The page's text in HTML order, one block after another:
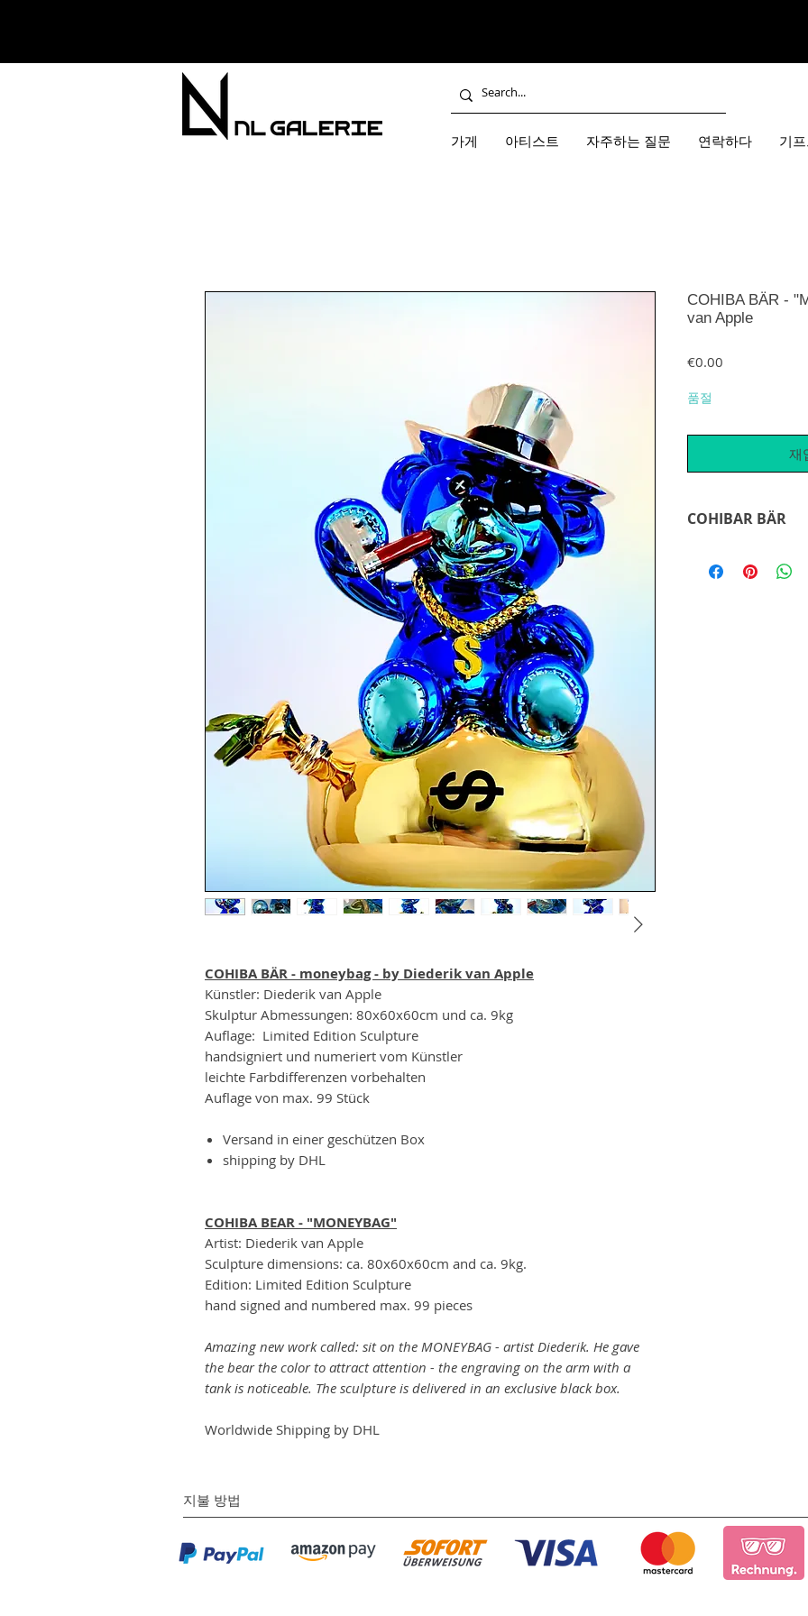
가게 아티스트 자주하는 질문 연락하다 기
COHIBA BÄR - moneybag - by Diederik van Apple
Künstler: Diederik van Apple
Skulptur Abmessungen: 80x60x60cm und ca. 9kg
Auflage: Limited Edition Sculpture
handsigniert und numeriert vom Künstler
leichte Farbdifferenzen vorbehalten
Auflage von max. 99 Stück
Versand in einer geschützen Box
shipping by DHL
COHIBA BEAR - "MONEYBAG"
Artist: Diederik van Apple
Sculpture dimensions: ca. 80x60x60cm and ca. 9kg.
Edition: Limited Edition Sculpture
hand signed and numbered max. 99 pieces
Amazing new work called: sit on the MONEYBAG - artist Diederik. He gave
the bear the color to attract attention - the engraving on the arm with a
tank is noticeable. The sculpture is delivered in an exclusive black box.
Worldwide Shipping by DHL
COHIBA BÄR -
van Apple
€0.00
품절
재
COHIBAR BÄR
Diederik. Er gab
지불 방법